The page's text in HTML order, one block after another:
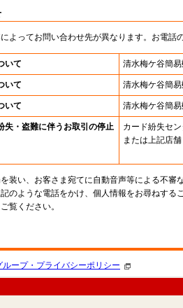
よってお問い合わせ先が異なります。お電話
いて 清水梅ケ谷簡
いて 清水梅ケ谷簡
いて 清水梅ケ谷簡
失・盗難に伴うお取引の停止
カード紛失セ
または上記店舗
装い、お客さま宛てに自動音声等による不審
のような電話をかけ、個人情報をお尋ねする
覧ください。
ループ・プライバシーポリシー